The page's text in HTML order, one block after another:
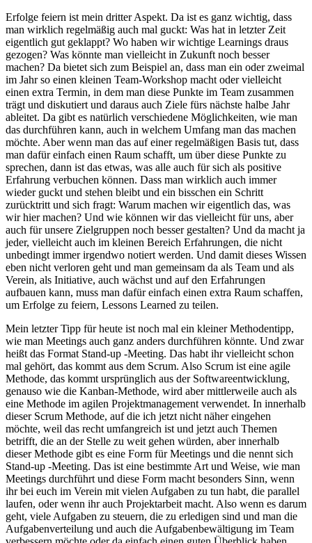
Erfolge feiern ist mein dritter Aspekt. Da ist es ganz wichtig, dass
man wirklich regelmäßig auch mal guckt: Was hat in letzter Zeit
eigentlich gut geklappt? Wo haben wir wichtige Learnings draus
gezogen? Was könnte man vielleicht in Zukunft noch besser
machen? Da bietet sich zum Beispiel an, dass man ein oder zweimal
im Jahr so einen kleinen Team-Workshop macht oder vielleicht
einen extra Termin, in dem man diese Punkte im Team zusammen
trägt und diskutiert und daraus auch Ziele fürs nächste halbe Jahr
ableitet. Da gibt es natürlich verschiedene Möglichkeiten, wie man
das durchführen kann, auch in welchem Umfang man das machen
möchte. Aber wenn man das auf einer regelmäßigen Basis tut, dass
man dafür einfach einen Raum schafft, um über diese Punkte zu
sprechen, dann ist das etwas, was alle auch für sich als positive
Erfahrung verbuchen können. Dass man wirklich auch immer
wieder guckt und stehen bleibt und ein bisschen ein Schritt
zurücktritt und sich fragt: Warum machen wir eigentlich das, was
wir hier machen? Und wie können wir das vielleicht für uns, aber
auch für unsere Zielgruppen noch besser gestalten? Und da macht ja
jeder, vielleicht auch im kleinen Bereich Erfahrungen, die nicht
unbedingt immer irgendwo notiert werden. Und damit dieses Wissen
eben nicht verloren geht und man gemeinsam da als Team und als
Verein, als Initiative, auch wächst und auf den Erfahrungen
aufbauen kann, muss man dafür einfach einen extra Raum schaffen,
um Erfolge zu feiern, Lessons Learned zu teilen.
Mein letzter Tipp für heute ist noch mal ein kleiner Methodentipp,
wie man Meetings auch ganz anders durchführen könnte. Und zwar
heißt das Format Stand-up -Meeting. Das habt ihr vielleicht schon
mal gehört, das kommt aus dem Scrum. Also Scrum ist eine agile
Methode, das kommt ursprünglich aus der Softwareentwicklung,
genauso wie die Kanban-Methode, wird aber mittlerweile auch als
eine Methode im agilen Projektmanagement verwendet. In innerhalb
dieser Scrum Methode, auf die ich jetzt nicht näher eingehen
möchte, weil das recht umfangreich ist und jetzt auch Themen
betrifft, die an der Stelle zu weit gehen würden, aber innerhalb
dieser Methode gibt es eine Form für Meetings und die nennt sich
Stand-up -Meeting. Das ist eine bestimmte Art und Weise, wie man
Meetings durchführt und diese Form macht besonders Sinn, wenn
ihr bei euch im Verein mit vielen Aufgaben zu tun habt, die parallel
laufen, oder wenn ihr auch Projektarbeit macht. Also wenn es darum
geht, viele Aufgaben zu steuern, die zu erledigen sind und man die
Aufgabenverteilung und auch die Aufgabenbewältigung im Team